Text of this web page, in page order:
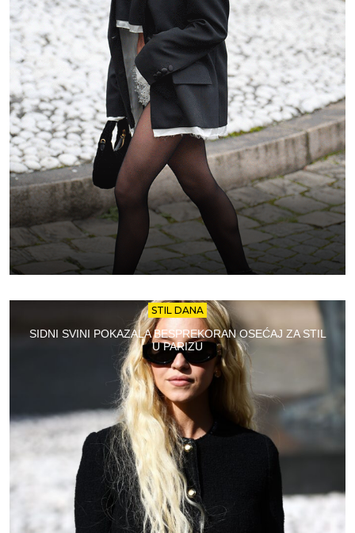
STIL DANA
SIDNI SVINI POKAZALA BESPREKORAN OSEĆAJ ZA STIL
U PARIZU